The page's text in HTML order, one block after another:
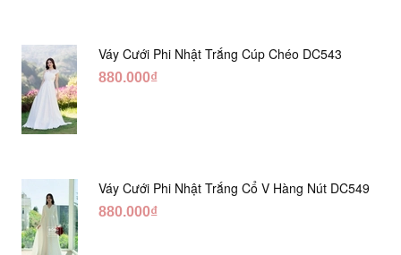
Váy Cưới Phi Nhật Trắng Cúp Chéo DC543
880.000₫
Váy Cưới Phi Nhật Trắng Cổ V Hàng Nút DC549
880.000₫